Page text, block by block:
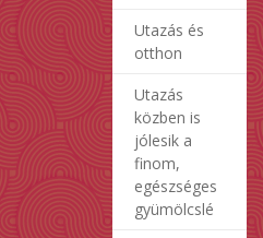
Utazás és
otthon
Utazás
közben is
jólesik a
finom,
egészséges
gyümölcslé